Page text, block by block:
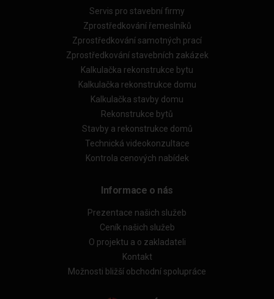
Servis pro stavební firmy
Zprostředkování řemeslníků
Zprostředkování samotných prací
Zprostředkování stavebních zakázek
Kalkulačka rekonstrukce bytu
Kalkulačka rekonstrukce domu
Kalkulačka stavby domu
Rekonstrukce bytů
Stavby a rekonstrukce domů
Technická videokonzultace
Kontrola cenových nabídek
Informace o nás
Prezentace našich služeb
Ceník našich služeb
O projektu a o zakladateli
Kontakt
Možnosti bližší obchodní spolupráce